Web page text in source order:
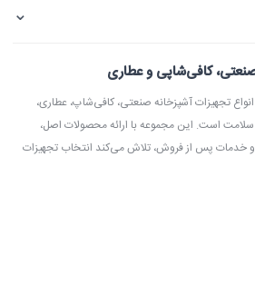
⌄
کافی‌شاپی و عطاری
تجهیزات آشپزخانه صنعتی، کافی‌شاپ، عطاری،
است. این مجموعه با ارائه محصولات اصل،
پس از فروش، تلاش می‌کند انتخاب تجهیزات
آسیاب عطاری، آسیاب قهوه، دستگاه روغن‌گیری،
بویلر آب جوش، اسپرسوساز، گریل، سرخ‌کن، خمیرگیر،